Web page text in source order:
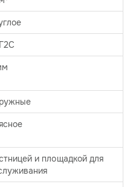
и площадкой для